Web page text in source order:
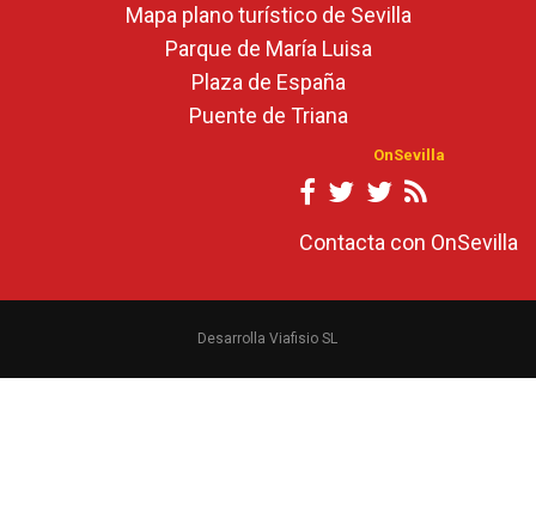
Mapa plano turístico de Sevilla
Parque de María Luisa
Plaza de España
Puente de Triana
OnSevilla
Contacta con OnSevilla
Desarrolla Viafisio SL